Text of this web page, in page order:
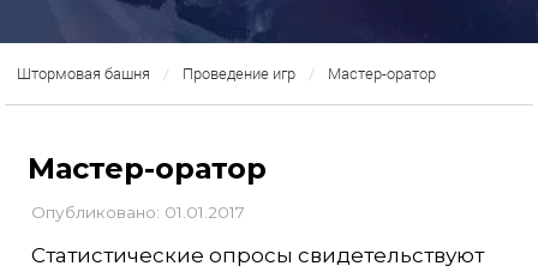
Штормовая башня Проведение игр Мастер-оратор
Мастер-оратор
Опубликовано: 01.01.2017
Статистические опросы свидетельствуют